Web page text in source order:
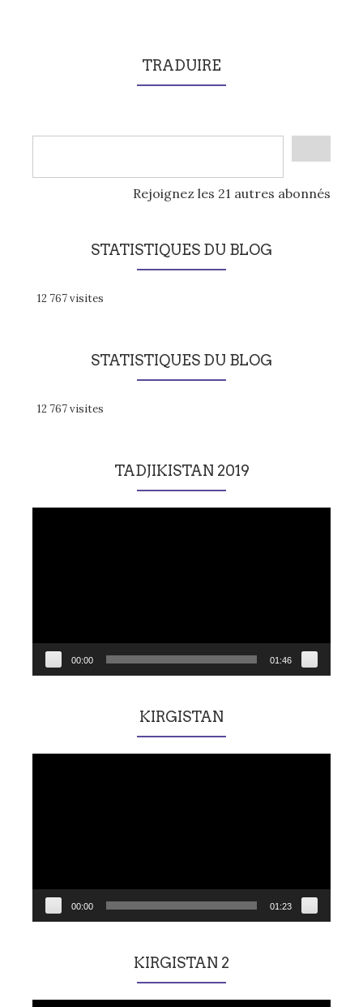
TRADUIRE
Rejoignez les 21 autres abonnés
STATISTIQUES DU BLOG
12 767 visites
STATISTIQUES DU BLOG
12 767 visites
TADJIKISTAN 2019
00:00 01:46
KIRGISTAN
00:00 01:23
KIRGISTAN 2